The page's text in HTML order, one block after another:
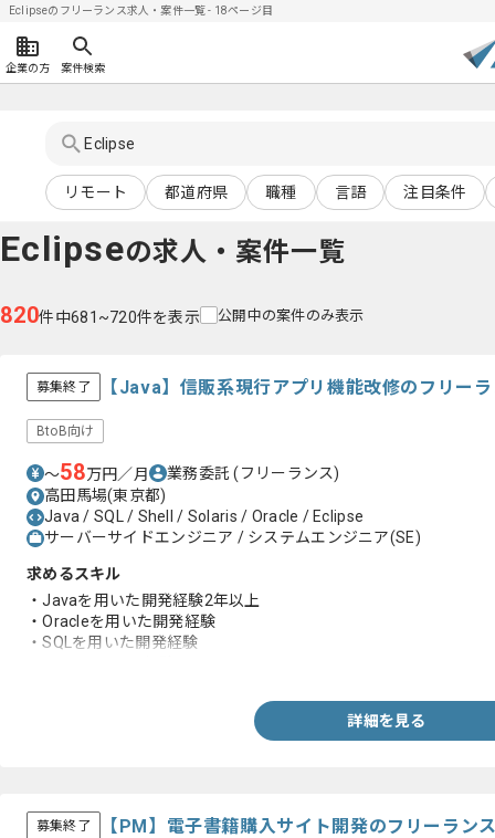
Eclipseのフリーランス求人・案件一覧 - 18ページ目
企業の方 案件検索
リモート 都道府県 職種 言語 注目条件
Eclipseの求人・案件一覧
820件中681~720件を表示 公開中の案件のみ表示
募集終了 【Java】信販系現行アプリ機能改修のフリー
BtoB向け
〜58万円／月 業務委託(フリーランス)
高田馬場(東京都)
Java / SQL / Shell / Solaris / Oracle / Eclipse
サーバーサイドエンジニア / システムエンジニア(SE)
求めるスキル
・Javaを用いた開発経験2年以上
・Oracleを用いた開発経験
・SQLを用いた開発経験
詳細を見る
募集終了 【PM】電子書籍購入サイト開発のフリーラン